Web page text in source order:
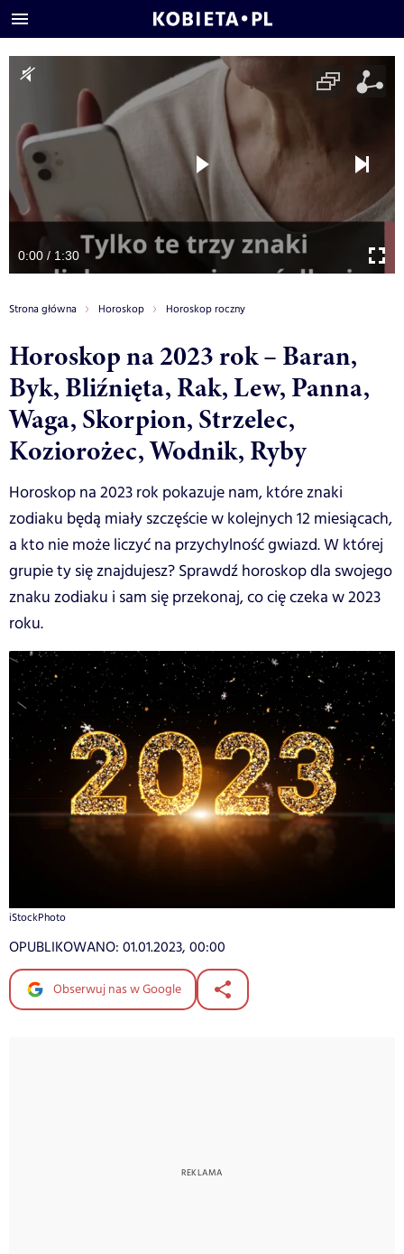
0:00 / 1:30
Strona główna Horoskop Horoskop roczny
Horoskop na 2023 rok – Baran,
Byk, Bliźnięta, Rak, Lew, Panna,
Waga, Skorpion, Strzelec,
Koziorożec, Wodnik, Ryby
Horoskop na 2023 rok pokazuje nam, które znaki
zodiaku będą miały szczęście w kolejnych 12 miesiącach,
a kto nie może liczyć na przychylność gwiazd. W której
grupie ty się znajdujesz? Sprawdź horoskop dla swojego
znaku zodiaku i sam się przekonaj, co cię czeka w 2023
roku.
iStockPhoto
OPUBLIKOWANO: 01.01.2023, 00:00
Obserwuj nas w Google